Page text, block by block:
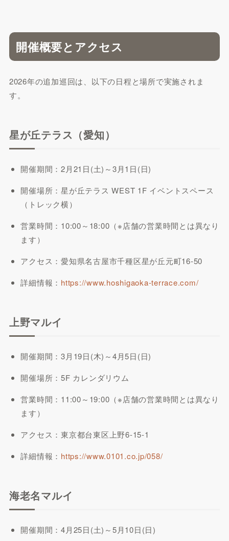
開催概要とアクセス
2026年の追加巡回は、以下の日程と場所で実施されま
す。
星が丘テラス（愛知）
開催期間：2月21日(土)～3月1日(日)
開催場所：星が丘テラス WEST 1F イベントスペース
（トレック横）
営業時間：10:00～18:00（※店舗の営業時間とは異なり
ます）
アクセス：愛知県名古屋市千種区星が丘元町16-50
詳細情報： https://www.hoshigaoka-terrace.com/
上野マルイ
開催期間：3月19日(木)～4月5日(日)
開催場所：5F カレンダリウム
営業時間：11:00～19:00（※店舗の営業時間とは異なり
ます）
アクセス：東京都台東区上野6-15-1
詳細情報： https://www.0101.co.jp/058/
海老名マルイ
開催期間：4月25日(土)～5月10日(日)